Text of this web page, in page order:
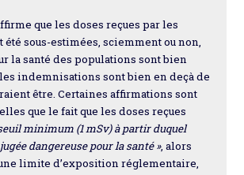
que les doses reçues par les
sous-estimées, sciemment ou non,
la santé des populations sont bien
indemnisations sont bien en deçà de
être. Certaines affirmations sont
que le fait que les doses reçues
minimum (1 mSv) à partir duquel
dangereuse pour la santé », alors
limite d’exposition réglementaire,